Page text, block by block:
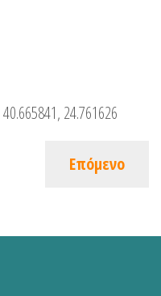
40.665841, 24.761626
Επόμενο